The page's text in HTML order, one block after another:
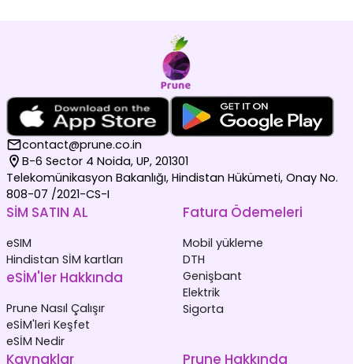
contact@prune.co.in
B-6 Sector 4 Noida, UP, 201301
Telekomünikasyon Bakanlığı, Hindistan Hükümeti, Onay No.
808-07 /2021-CS-I
SİM SATIN AL
eSIM
Hindistan SİM kartları
eSİM'ler Hakkında
Prune Nasıl Çalışır
eSİM'leri Keşfet
eSİM Nedir
Fatura Ödemeleri
Mobil yükleme
DTH
Genişbant
Elektrik
Sigorta
Kaynaklar Prune Hakkında